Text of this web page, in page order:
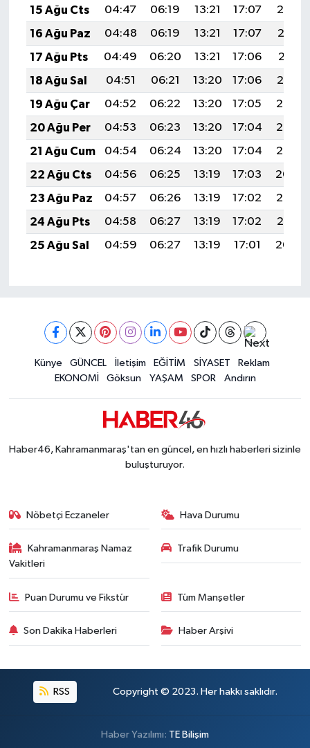
15 Ağu Cts
04:47 06:19 13:21 17:07
20:14
16 Ağu Paz
04:48 06:19 13:21 17:07
20:12
17 Ağu Pts
04:49 06:20 13:21 17:06
20:11
18 Ağu Sal
04:51 06:21 13:20 17:06
20:10
19 Ağu Çar
04:52 06:22 13:20 17:05
20:08
20 Ağu Per
04:53 06:23 13:20 17:04
20:07
21 Ağu Cum
04:54 06:24 13:20 17:04
20:06
22 Ağu Cts
04:56 06:25 13:19 17:03
20:04
23 Ağu Paz
04:57 06:26 13:19 17:02
20:03
24 Ağu Pts
04:58 06:27 13:19 17:02
20:01
25 Ağu Sal
04:59 06:27 13:19 17:01 20:00
Künye GÜNCEL İletişim EĞİTİM SİYASET
Reklam
EKONOMİ
Göksun YAŞAM SPOR Andırın
Haber46, Kahramanmaraş'tan en güncel, en hızlı haberleri sizinle
buluşturuyor.
Nöbetçi Eczaneler Hava Durumu
Kahramanmaraş Namaz
Vakitleri
Trafik Durumu
Puan Durumu ve Fikstür Tüm Manşetler
Son Dakika Haberleri Haber Arşivi
RSS Copyright © 2023. Her hakkı saklıdır.
Haber Yazılımı: TE Bilişim
YARIŞMALAR
TANITIM
HABERDE İNSAN